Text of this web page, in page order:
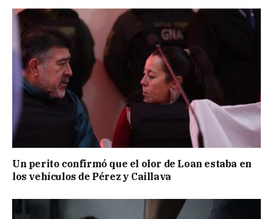
Un perito confirmó que el olor de Loan estaba en
los vehículos de Pérez y Caillava